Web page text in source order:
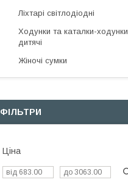
Ліхтарі світлодіодні
Ходунки та каталки-ходунки
дитячі
Жіночі сумки
ФІЛЬТРИ
Ціна